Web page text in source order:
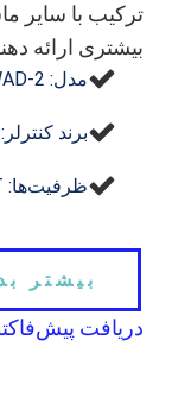
ترکیب با سایر
بیشتری ارائه
مدل: 2-WAD
برند کنترلر: DELEM، CYBELEC، ESA
ظرفیت‌ها: 120T - 1600T
بیشتر
دریافت